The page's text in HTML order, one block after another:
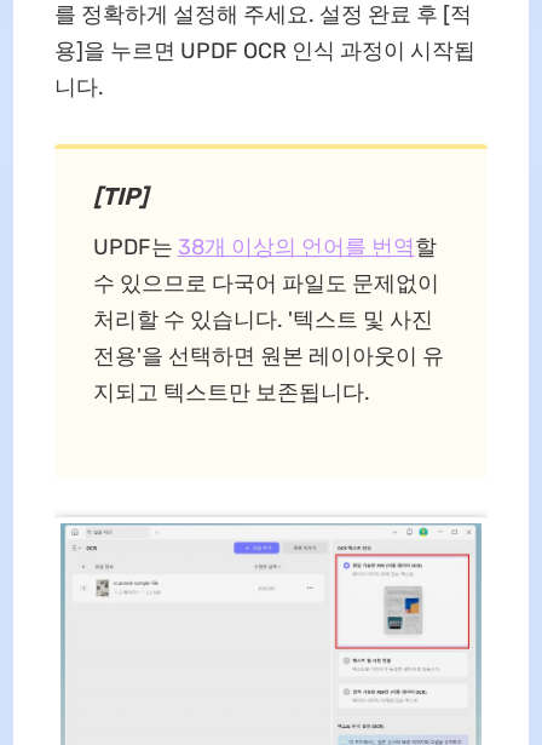
를 정확하게 설정해 주세요. 설정 완료 후 [적
용]을 누르면 UPDF OCR 인식 과정이 시작됩
니다.
[TIP]
UPDF는 38개 이상의 언어를 번역할
수 있으므로 다국어 파일도 문제없이
처리할 수 있습니다. '텍스트 및 사진
전용'을 선택하면 원본 레이아웃이 유
지되고 텍스트만 보존됩니다.